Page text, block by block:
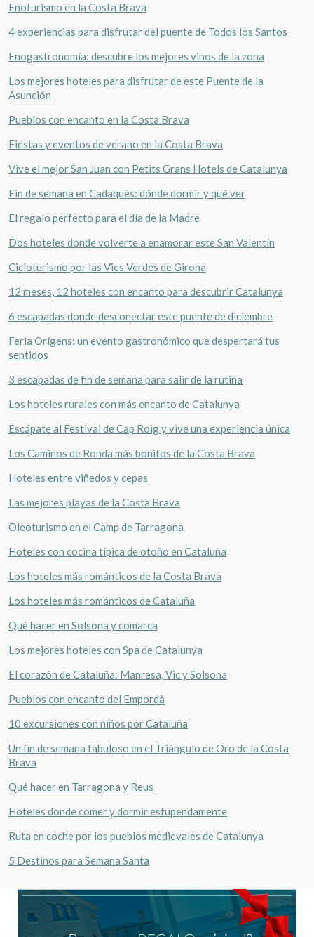
Gestionar mi reserva
Enoturismo en la Costa Brava
4 experiencias para disfrutar del puente de Todos los Santos
Enogastronomía: descubre los mejores vinos de la zona
Los mejores hoteles para disfrutar de este Puente de la
Asunción
Pueblos con encanto en la Costa Brava
Fiestas y eventos de verano en la Costa Brava
Vive el mejor San Juan con Petits Grans Hotels de Catalunya
Fin de semana en Cadaqués: dónde dormir y qué ver
El regalo perfecto para el día de la Madre
Dos hoteles donde volverte a enamorar este San Valentín
Cicloturismo por las Vies Verdes de Girona
12 meses, 12 hoteles con encanto para descubrir Catalunya
6 escapadas donde desconectar este puente de diciembre
Feria Orígens: un evento gastronómico que despertará tus
sentidos
3 escapadas de fin de semana para salir de la rutina
Los hoteles rurales con más encanto de Catalunya
Escápate al Festival de Cap Roig y vive una experiencia única
Los Caminos de Ronda más bonitos de la Costa Brava
Hoteles entre viñedos y cepas
Las mejores playas de la Costa Brava
Oleoturismo en el Camp de Tarragona
Hoteles con cocina típica de otoño en Cataluña
Los hoteles más románticos de la Costa Brava
Los hoteles más románticos de Cataluña
Qué hacer en Solsona y comarca
Los mejores hoteles con Spa de Catalunya
El corazón de Cataluña: Manresa, Vic y Solsona
Pueblos con encanto del Empordà
10 excursiones con niños por Cataluña
Un fin de semana fabuloso en el Triángulo de Oro de la Costa
Brava
Qué hacer en Tarragona y Reus
Hoteles donde comer y dormir estupendamente
Ruta en coche por los pueblos medievales de Catalunya
5 Destinos para Semana Santa